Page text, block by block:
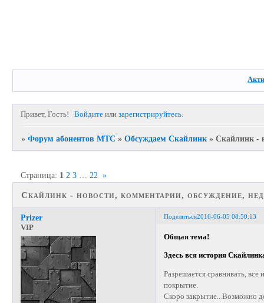
Привет, Гость! Войдите илизарегистрируйтесь.
»Форум абонентов МТС »Обсуждаем Скайлинк »Скайлинк -
Скайлинк - новости, комментарии, обсуждение,
Страница: 1 2 3 22 »
Поделиться2016-06-05 08:50:13
Prizer
VIP
Общая тема!
Здесь вся история
Разрешается сравнивать,
покрытие.
Скоро закрытие.. Возможно